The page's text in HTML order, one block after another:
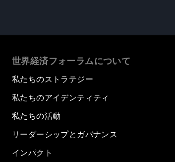
世界経済フォーラムについて
私たちのストラテジー
私たちのアイデンティティ
私たちの活動
リーダーシップとガバナンス
インパクト